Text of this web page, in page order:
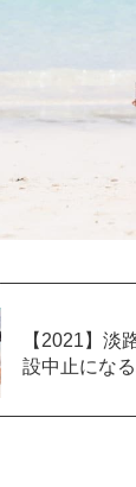
【2021】淡
設中止になる